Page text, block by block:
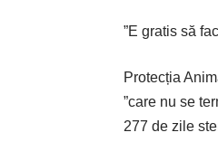
”E gratis să
Protecția
”care nu se
277 de zile